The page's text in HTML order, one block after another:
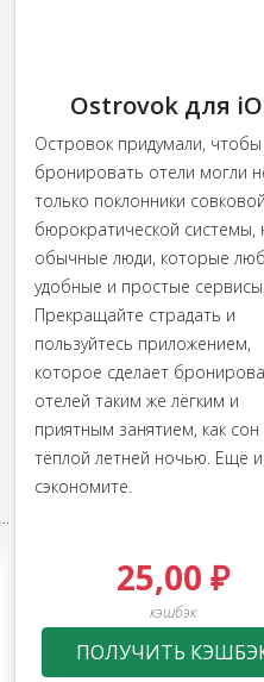
Ostrovok для
Островок придумали, чтобы
бронировать отели могли
только поклонники совковой
бюрократической системы,
обычные люди, которые
удобные и простые
Прекращайте страдать и
пользуйтесь приложением,
которое сделает
отелей таким же лёгким и
приятным занятием, как сон
тёплой летней ночью. Ещё и
сэкономите.
25,00 ₽
кэшбэк
ПОЛУЧИТЬ